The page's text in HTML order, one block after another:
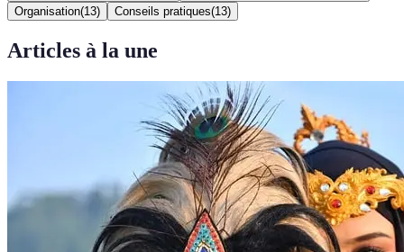
Organisation(13) Conseils pratiques(13)
Articles à la une